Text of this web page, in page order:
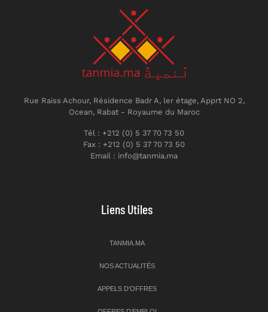
Rue Raiss Achour, Résidence Badr A, ler étage, Apprt NO 2,
Ocean, Rabat - Royaume du Maroc
Tél : +212 (0) 5 37 70 73 50
Fax : +212 (0) 5 37 70 73 50
Email : info@tanmia.ma
Liens Utiles
TANMIA.MA
NOS ACTUALITÉS
APPELS D’OFFRES